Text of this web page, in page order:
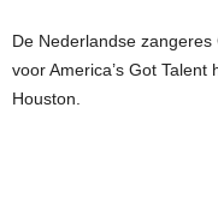
De Nederlandse
voor America’s Got
Houston.